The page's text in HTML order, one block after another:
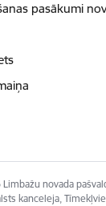
pasākumi
novada
kanceleja,